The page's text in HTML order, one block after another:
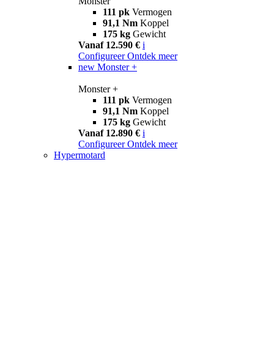
111 pk Vermogen
91,1 Nm Koppel
175 kg Gewicht
Vanaf 12.590 € i
Configureer Ontdek meer
new Monster +
Monster +
111 pk Vermogen
91,1 Nm Koppel
175 kg Gewicht
Vanaf 12.890 € i
Configureer Ontdek meer
Hypermotard